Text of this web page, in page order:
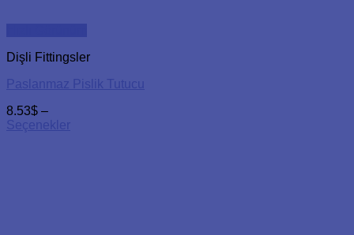
Dişli Fittingsler
Paslanmaz Pislik Tutucu
8.53$ –
Seçenekler